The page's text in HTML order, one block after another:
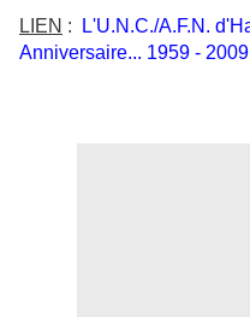
LIEN :
L'U.N.C./A.F.N.
Anniversaire... 1959 -